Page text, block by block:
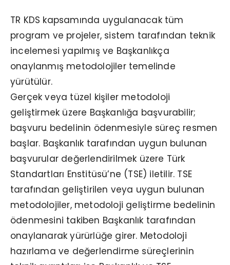
TR KDS kapsamında uygulanacak tüm
program ve projeler, sistem tarafından teknik
incelemesi yapılmış ve Başkanlıkça
onaylanmış metodolojiler temelinde
yürütülür.
Gerçek veya tüzel kişiler metodoloji
geliştirmek üzere Başkanlığa başvurabilir;
başvuru bedelinin ödenmesiyle süreç resmen
başlar. Başkanlık tarafından uygun bulunan
başvurular değerlendirilmek üzere Türk
Standartları Enstitüsü’ne (TSE) iletilir. TSE
tarafından geliştirilen veya uygun bulunan
metodolojiler, metodoloji geliştirme bedelinin
ödenmesini takiben Başkanlık tarafından
onaylanarak yürürlüğe girer. Metodoloji
hazırlama ve değerlendirme süreçlerinin